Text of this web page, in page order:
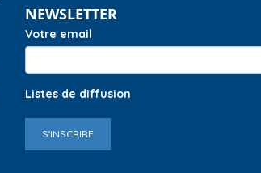
NEWSLETTER
Votre email
Listes de diffusion
S'INSCRIRE